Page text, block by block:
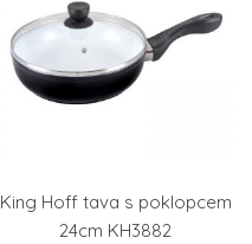
King Hoff tava s poklopcem
24cm KH3882